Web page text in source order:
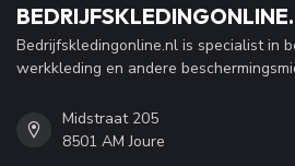
Bedrijfskledingonline.nl is specialist in
werkkleding en andere
Midstraat 205
8501 AM Joure